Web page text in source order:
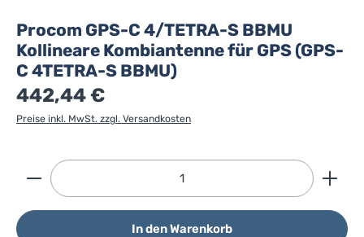
Procom GPS-C 4/TETRA-S BBMU
Kollineare Kombiantenne für GPS (GPS-
C 4TETRA-S BBMU)
442,44 €
Preise inkl. MwSt. zzgl. Versandkosten
Produkt Anzahl: Gib den gewünschten Wert ein
In den Warenkorb